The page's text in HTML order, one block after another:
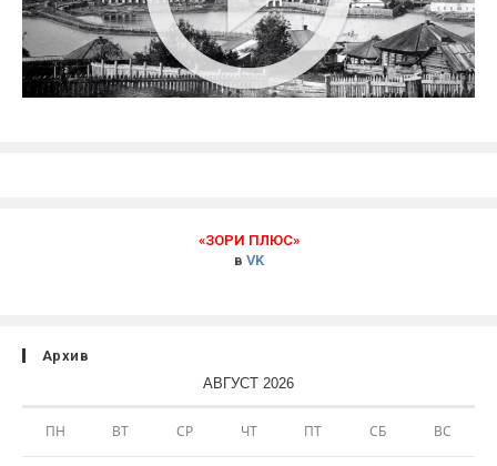
«ЗОРИ ПЛЮС»
в VK
Архив
АВГУСТ 2026
ПН ВТ СР ЧТ ПТ СБ ВС